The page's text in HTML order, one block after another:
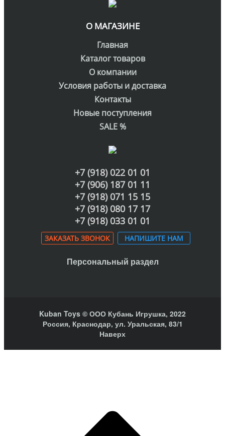
О МАГАЗИНЕ
Главная
Каталог товаров
О компании
Условия работы и доставка
Контакты
Новые поступления
SALE %
+7 (918) 022 01 01
+7 (906) 187 01 11
+7 (918) 071 15 15
+7 (918) 080 17 17
+7 (918) 033 01 01
ЗАКАЗАТЬ ЗВОНОК НАПИШИТЕ НАМ
Персональный раздел
Kuban Toys © ООО Кубань Игрушка, 2022
Россия, Краснодар, ул. Уральская, 83/1
Наверх